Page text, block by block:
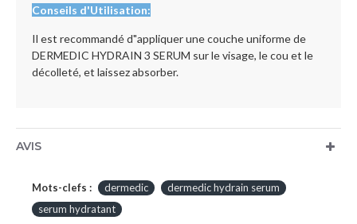
Conseils d'Utilisation:
Il est recommandé d"appliquer une couche uniforme de
DERMEDIC HYDRAIN 3 SERUM sur le visage, le cou et le
décolleté, et laissez absorber.
AVIS
Mots-clefs : dermedic
dermedic hydrain serum
serum hydratant